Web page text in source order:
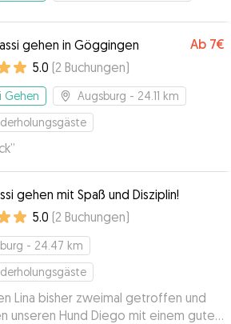
gehen in Göggingen Ab 7€
5.0 (2 Buchungen)
Gehen Augsburg - 24.11 km
”
gehen mit Spaß und Disziplin!
5.0 (2 Buchungen)
- 24.47 km
Lina bisher zweimal getroffen und
unseren Hund Diego mit einem guten